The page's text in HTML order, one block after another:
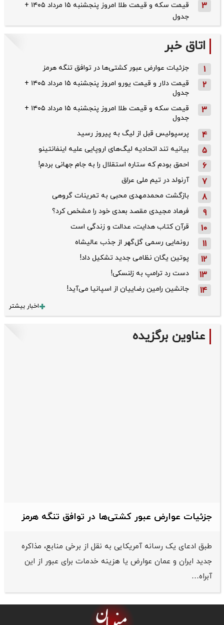
3
قیمت سکه و قیمت طلا امروز پنجشنبه ۱۵ مرداد ۱۴۰۵ +
جدول
اتاق خبر
1 جزئیات عوارض عبور کشتی‌ها در توافق تنگه هرمز
2
قیمت دلار و قیمت یورو امروز پنجشنبه ۱۵ مرداد ۱۴۰۵ +
جدول
3
قیمت سکه و قیمت طلا امروز پنجشنبه ۱۵ مرداد ۱۴۰۵ +
جدول
4 پرسپولیس قبل از لیگ به پیروز رسید
5 بیانیه تند اتحادیه لیگ‌های اروپایی علیه اینفانتینو
6 احمق بودم که ستاره استقلال را به جام جهانی بردم!
7 آرنولد در تیم ملی عراق
8 بازگشت محمدمهدی محبی به تمرینات گروهی
9 فرهاد مجیدی مقصد بعدی خود را مشخص کرد؟
10 قرآن کتاب هدایت، عدالت و زندگی است
11 رونمایی رسمی گل‌گهر از جذب عالیشاه
12 پوتین یگان نظامی جدید تشکیل داد!
13 دست رد ترامپ به زلنسکی!
14 جانشین رامین رضاییان از اسپانیا می‌آید!
اخبار بیشتر
عناوین برگزیده
جزئیات عوارض عبور کشتی‌ها در توافق تنگه هرمز
طبق ادعای یک رسانه آمریکایی به نقل از برخی منابع، مذاکره
جدید ایران و عمان عوارض یا هزینه خدمات برای عبور از این
آبراه…